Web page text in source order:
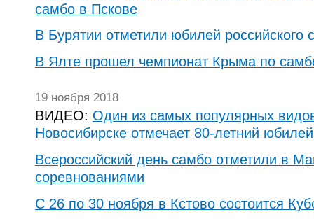
самбо в Пскове
В Бурятии отметили юбилей российского
В Ялте прошел чемпионат Крыма по
19 ноября 2018
ВИДЕО: Один из самых популярных
Новосибирске отмечает 80-летний юбилей
Всероссийский день самбо отметили в
соревнованиями
С 26 по 30 ноября в Кстово состоится